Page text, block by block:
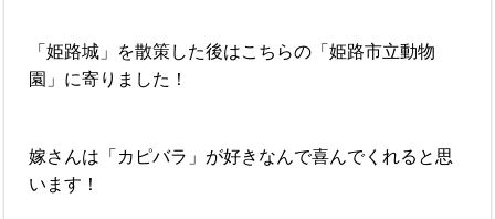
「姫路城」を散策した後はこちらの「姫路市立動物
園」に寄りました！
嫁さんは「カピバラ」が好きなんで喜んでくれると思
います！